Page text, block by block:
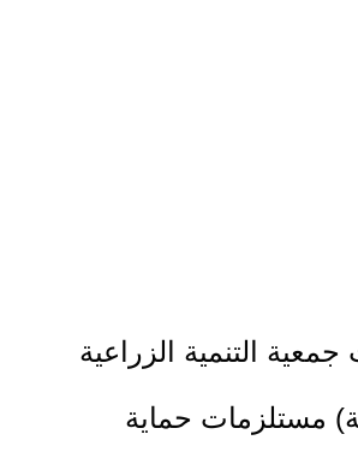
التنمية الزراعية
مستلزمات حماية